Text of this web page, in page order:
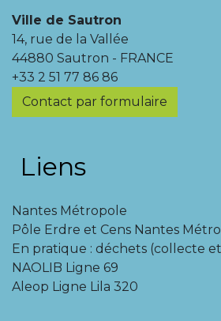
Ville de Sautron
14, rue de la Vallée
44880 Sautron - FRANCE
+33 2 51 77 86 86
Contact par formulaire
Liens
Nantes Métropole
Pôle Erdre et Cens Nantes
En pratique : déchets (collecte
NAOLIB Ligne 69
Aleop Ligne Lila 320